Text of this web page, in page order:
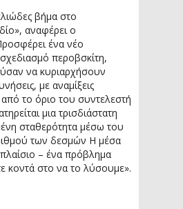
βήμα στο
αναφέρει ο
ένα νέο
περοβσκίτη,
να κυριαρχήσουν
με αναμίξεις
το όριο του συντελεστή
μια τρισδιάστατη
σταθερότητα μέσω του
των δεσμών H μέσα
– ένα πρόβλημα
κοντά στο να το λύσουμε».